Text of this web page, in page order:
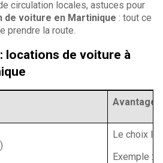
circulation locales, astuces pour
voiture en Martinique : tout ce
prendre la route.
locations de voiture à
Avantages
Le choix le
Exemple :